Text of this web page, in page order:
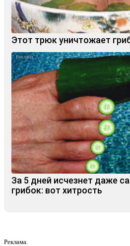
Этот трюк уничтожает
За 5 дней исчезнет даже
грибок: вот хитрость
Реклама.